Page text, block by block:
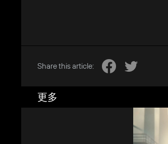
Share this article:
更多